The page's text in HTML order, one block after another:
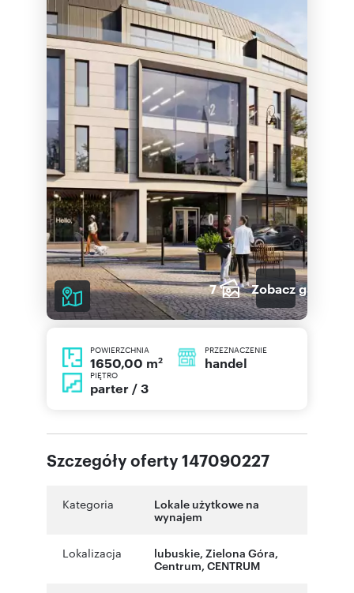
7 Zobacz galerię
POWIERZCHNIA
1650,00 m2
PRZEZNACZENIE
handel
PIĘTRO
parter / 3
Szczegóły oferty 147090227
Kategoria
Lokale użytkowe na
wynajem
Lokalizacja lubuskie, Zielona Góra,
Centrum, CENTRUM